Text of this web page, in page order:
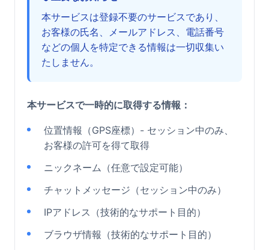
本サービスは登録不要のサービスであり、
お客様の氏名、メールアドレス、電話番号
などの個人を特定できる情報は一切収集い
たしません。
本サービスで一時的に取得する情報：
位置情報（GPS座標）- セッション中のみ、
お客様の許可を得て取得
ニックネーム（任意で設定可能）
チャットメッセージ（セッション中のみ）
IPアドレス（技術的なサポート目的）
ブラウザ情報（技術的なサポート目的）